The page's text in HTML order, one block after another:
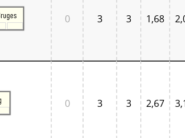
Mitte
Ost
0 3 3 1,68
0 3 3 2,67